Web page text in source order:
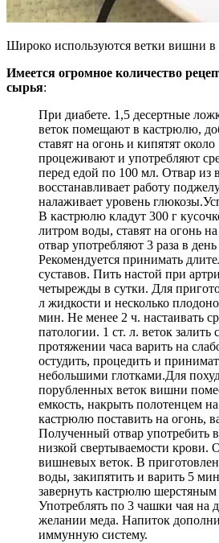
Широко используются ветки вишни
Имеется огромное количество
сырья:
При диабете. 1,5 десертные
веток помещают в кастрюлю,
ставят на огонь и кипятят
процеживают и употребляют
перед едой по 100 мл. Отвар из
восстанавливает работу
налаживает уровень
В кастрюлю кладут 300 г
литром воды, ставят на огонь
отвар употребляют 3 раза в
Рекомендуется принимать
суставов. Пить настой при
четырежды в сутки. Для
л жидкости и несколько
мин. Не менее 2 ч. настаивать
патологии. 1 ст. л. веток залить
протяжении часа варить на
остудить, процедить и
небольшими глотками.Для
порубленных веток вишни
емкость, накрыть полотенцем
кастрюлю поставить на огонь,
Полученный отвар употребить
низкой свертываемости крови.
вишневых веток. В
воды, закипятить и варить 5
завернуть кастрюлю шерстяным
Употреблять по 3 чашки чая на
желании меда. Напиток
иммунную систему.